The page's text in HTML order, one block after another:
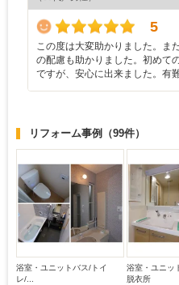
5
この度は大変助かりました。ま
の配慮も助かりました。初めて
ですが、安心に出来ました。有
リフォーム事例 （99件）
浴室・ユニットバス/トイ
レ/...
浴室・ユニッ
脱衣所